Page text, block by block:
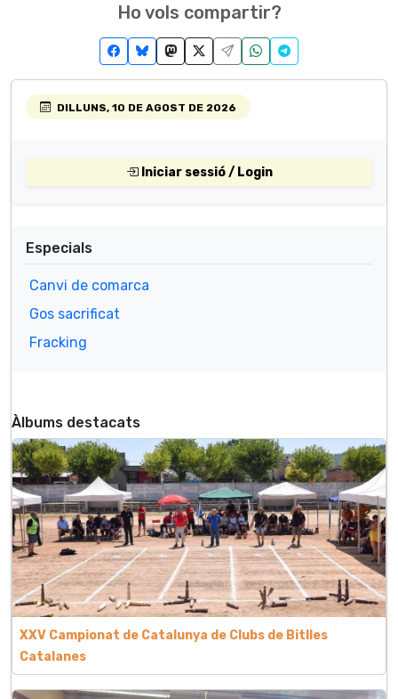
Ho vols compartir?
DILLUNS, 10 DE AGOST DE 2026
Iniciar sessió / Login
Especials
Canvi de comarca
Gos sacrificat
Fracking
Àlbums destacats
XXV Campionat de Catalunya de Clubs de Bitlles
Catalanes